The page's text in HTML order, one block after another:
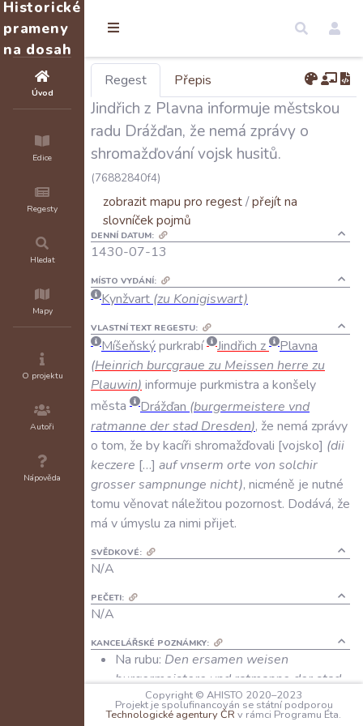
Historické
prameny
na dosah
Úvod
Edice
Regesty
Hledat
Mapy
O projektu
Autoři
Nápověda
Regest Přepis
Jindřich z Plavna informuje městskou
radu Drážďan, že nemá zprávy o
shromažďování vojsk husitů.
(76882840f4)
zobrazit mapu pro regest/přejít na
slovníček pojmů
DENNÍ DATUM:
1430-07-13
MÍSTO VYDÁNÍ:
Kynžvart (zu Konigiswart)
VLASTNÍ TEXT REGESTU:
Míšeňskýpurkrabí Jindřich z
Plavna
(Heinrich burcgraue zu Meissen herre zu
Plauwin) informuje purkmistra a konšely
města
Drážďan (burgermeistere vnd
ratmanne derstad Dresden), že nemá zprávy
o tom, že bykacíři shromažďovali vojsko (dii
keczere … auf vnserm orte von solchir
grossersampnunge nicht), nicméně je nutné
tomu věnovatnáležitou pozornost. Dodává, že
má vúmyslu za nimi přijet.
SVĚDKOVÉ:
N/A
PEČETI:
N/A
KANCELÁŘSKÉ POZNÁMKY:
Na rubu: Den ersamen weisen
burgermeistere vnd ratmanne der stad
Dresden vnsern libin bisundern.
Copyright © AHISTO 2020–2023
Projekt je spolufinancován se státní podporou
Technologické agentury ČR v rámci Programu Éta.